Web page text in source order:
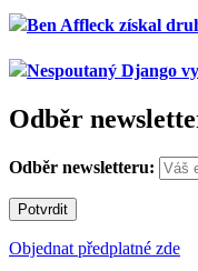
Ben Affleck získal
Nespoutaný Django
Odběr
Odběr newsletteru:
Objednat předplatné zde